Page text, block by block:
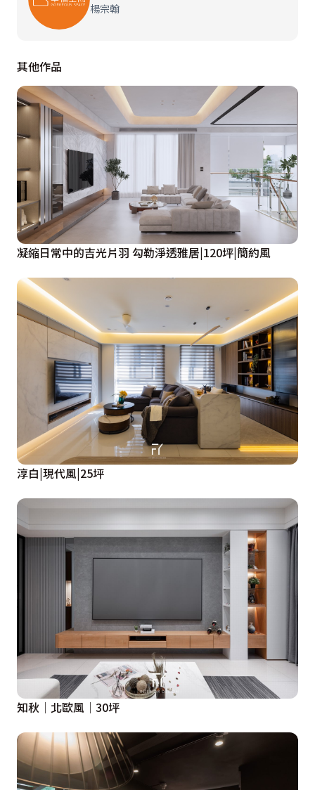
楊宗翰
其他作品
凝縮日常中的吉光片羽 勾勒淨透雅居|120坪|簡約風
淳白|現代風|25坪
知秋│北歐風│30坪